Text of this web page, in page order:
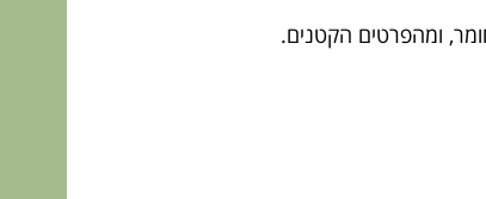
ומהפרטים הקטנים.